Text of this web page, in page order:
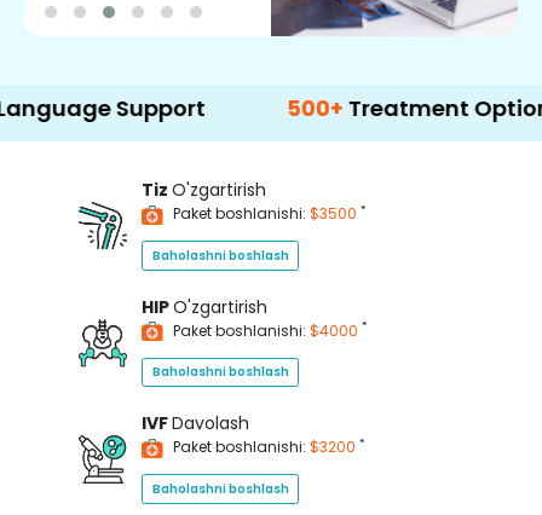
Support 500+ Treatment Options
Tiz O'zgartirish
Paket boshlanishi: $3500 *
Baholashni boshlash
HIPO'zgartirish
Paket boshlanishi: $4000 *
Baholashni boshlash
IVFDavolash
Paket boshlanishi: $3200 *
Baholashni boshlash